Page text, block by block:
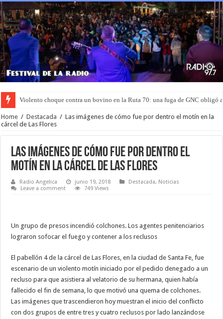
Violento choque contra un bovino en la Ruta 70: una fuga de GNC obligó
Home / Destacada / Las imágenes de cómo fue por dentro el motín en la
cárcel de Las Flores
Las imágenes de cómo fue por dentro el
motín en la cárcel de Las Flores
Radio Angelica junio 19, 2018 Destacada, Noticias
Leave a comment
749 Views
Un grupo de presos incendió colchones. Los agentes penitenciarios
lograron sofocar el fuego y contener a los reclusos
El pabellón 4 de la cárcel de Las Flores, en la ciudad de Santa Fe, fue
escenario de un violento motín iniciado por el pedido denegado a un
recluso para que asistiera al velatorio de su hermana, quien había
fallecido el fin de semana, lo que motivó una quema de colchones.
Las imágenes que trascendieron hoy muestran el inicio del conflicto
con dos grupos de entre tres y cuatro reclusos por lado lanzándose